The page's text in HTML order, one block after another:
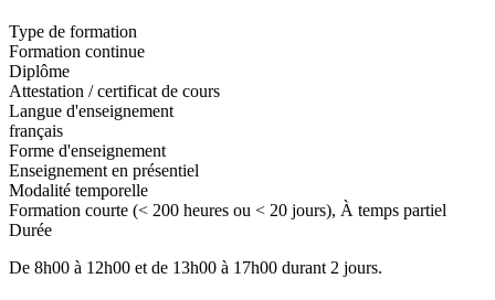
Type de formation
Formation continue
Diplôme
Attestation / certificat de cours
Langue d'enseignement
français
Forme d'enseignement
Enseignement en présentiel
Modalité temporelle
Formation courte (< 200 heures ou < 20 jours), À temps partiel
Durée
De 8h00 à 12h00 et de 13h00 à 17h00 durant 2 jours.